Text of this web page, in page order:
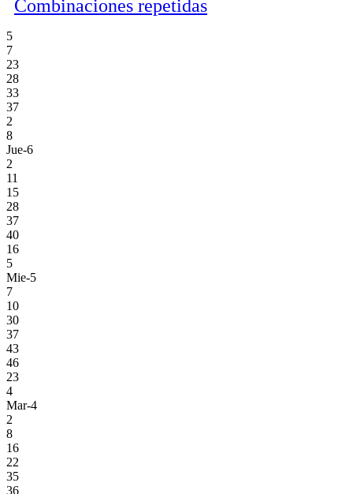
Combinaciones repetidas
5
7
23
28
33
37
2
8
Jue-6
2
11
15
28
37
40
16
5
Mie-5
7
10
30
37
43
46
23
4
Mar-4
2
8
16
22
35
36